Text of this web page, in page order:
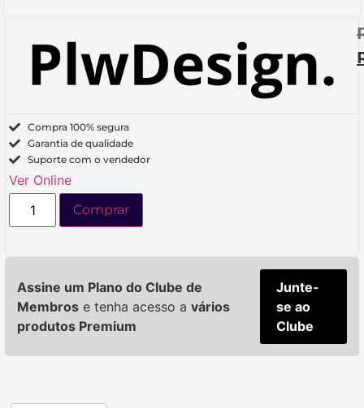
Compra 100% segura
Garantia de qualidade
Suporte com o vendedor
Ver Online
Comprar
Assine um Plano do Clube de
Membros e tenha acesso a vários
produtos Premium
Junte-
se ao
Clube